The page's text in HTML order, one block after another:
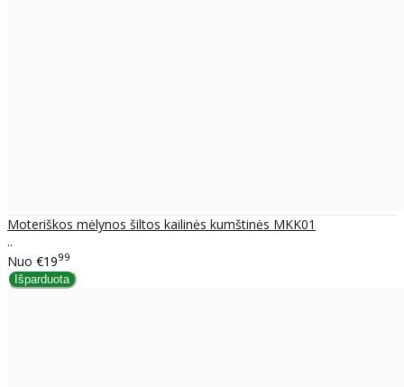
Moteriškos mėlynos šiltos kailinės kumštinės MKK01
..
Nuo €1999